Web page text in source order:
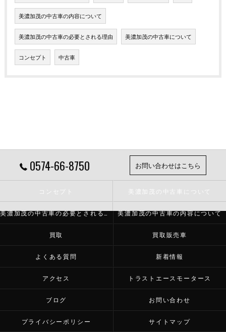
美濃加茂の中古車の内容について
美濃加茂の中古車の必要とされる理由 美濃加茂の中古車について
コンセプト 中古車
0574-66-8750 お問い合わせはこちら
コンセプト 美濃加茂の中古車について
美濃加茂の中古車の必要とされる理由 美濃加茂の中古車の内容について
買取 買取販売車
よくある質問 新着情報
アクセス トラストエースモータース
ブログ お問い合わせ
プライバシーポリシー サイトマップ